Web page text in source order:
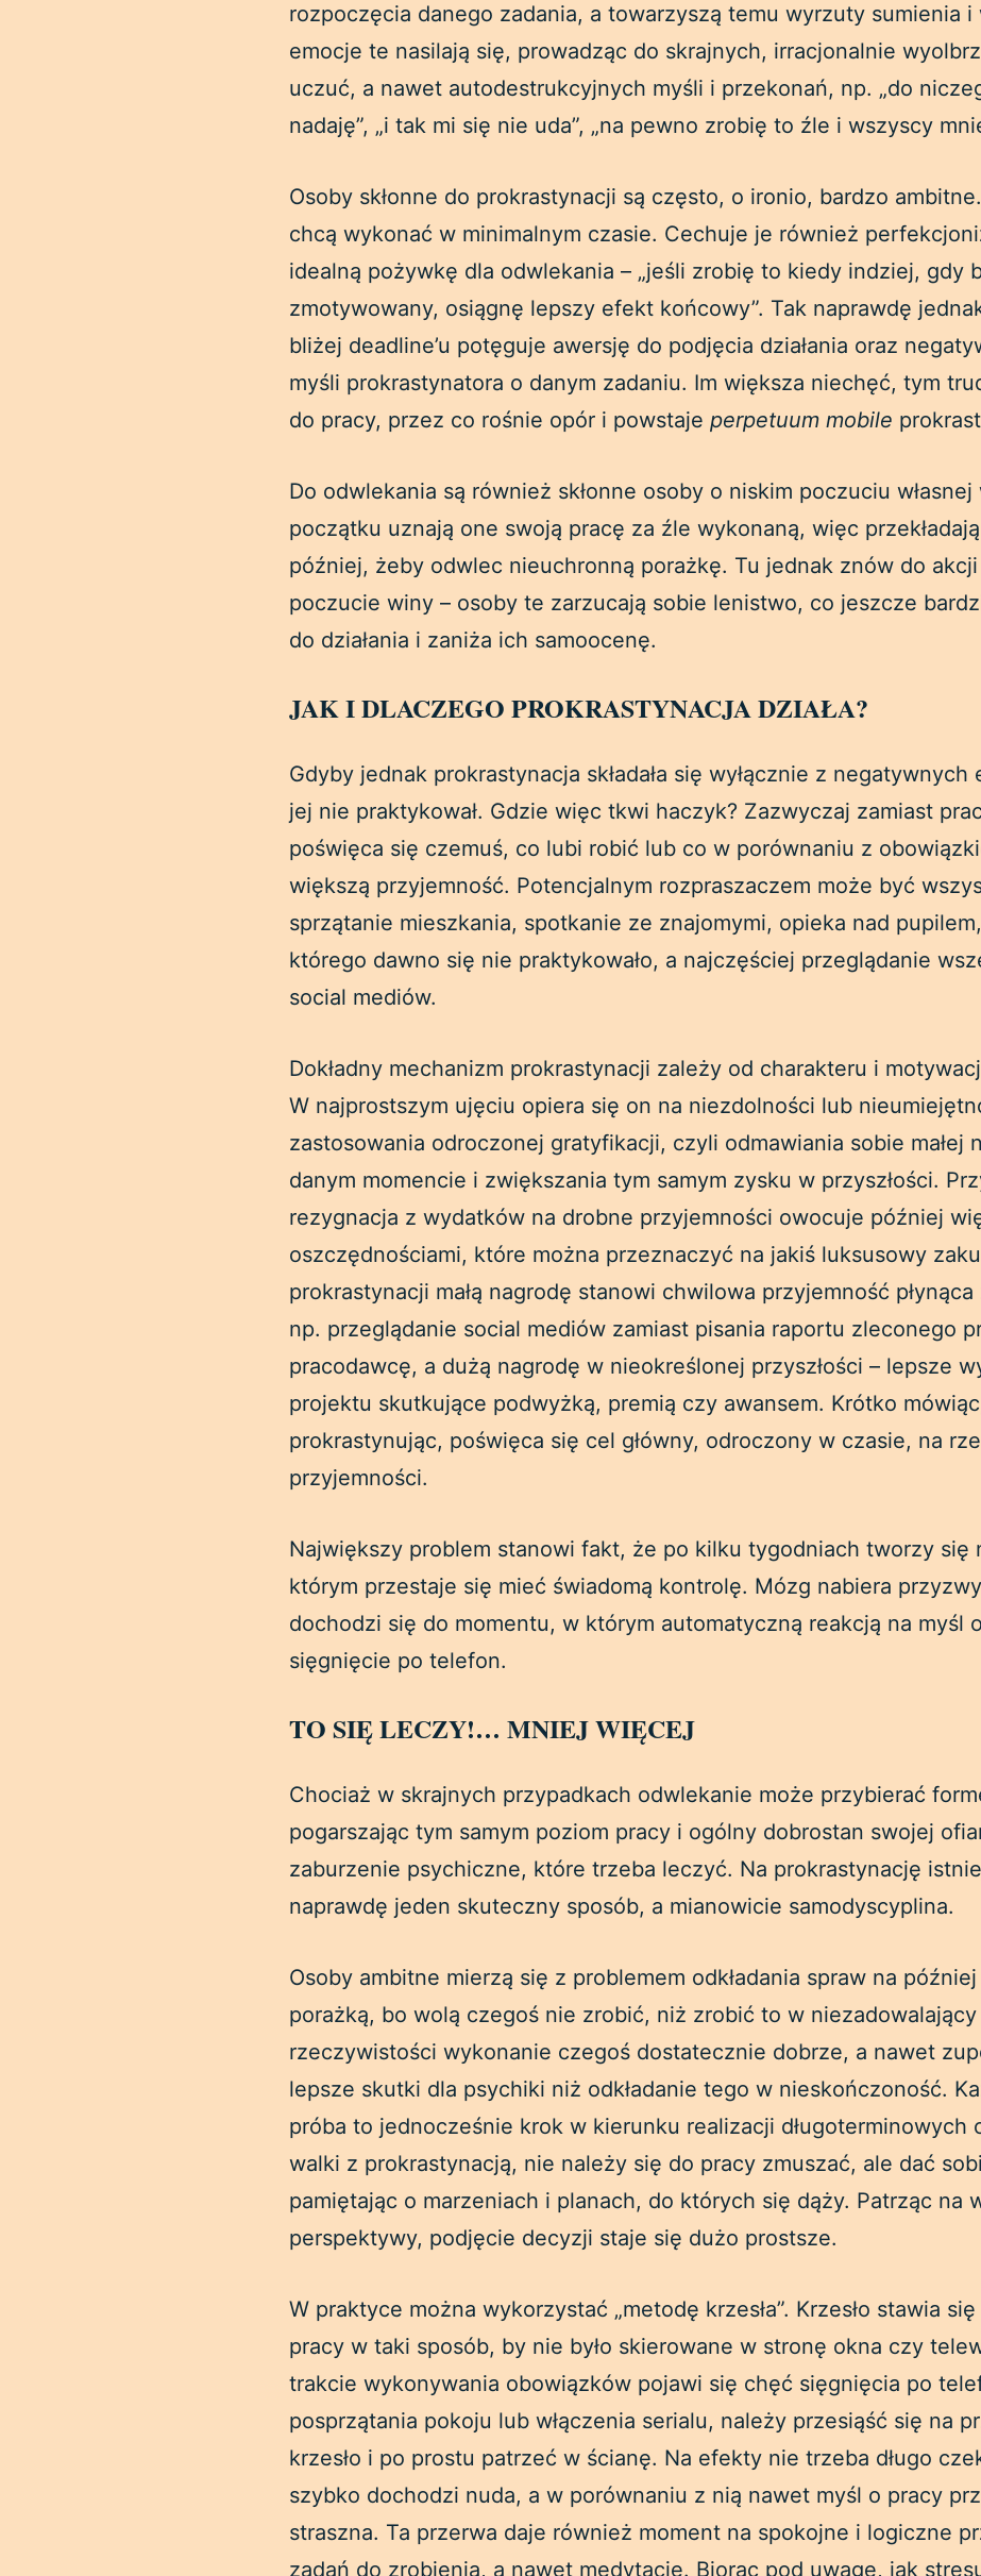
rozpoczęcia danego zadania, a towarzyszą temu wyrzuty sumienia i
emocje te nasilają się, prowadząc do skrajnych, irracjonalnie
uczuć, a nawet autodestrukcyjnych myśli i przekonań, np. „do
nadaję”, „i tak mi się nie uda”, „na pewno zrobię to źle i wszyscy
Osoby skłonne do prokrastynacji są często, o ironio, bardzo
chcą wykonać w minimalnym czasie. Cechuje je również
idealną pożywkę dla odwlekania – „jeśli zrobię to kiedy indziej, gdy
zmotywowany, osiągnę lepszy efekt końcowy”. Tak naprawdę
bliżej deadline’u potęguje awersję do podjęcia działania oraz
myśli prokrastynatora o danym zadaniu. Im większa niechęć, tym
do pracy, przez co rośnie opór i powstaje perpetuum mobile
Do odwlekania są również skłonne osoby o niskim poczuciu
początku uznają one swoją pracę za źle wykonaną, więc
później, żeby odwlec nieuchronną porażkę. Tu jednak znów do
poczucie winy – osoby te zarzucają sobie lenistwo, co jeszcze
do działania i zaniża ich samoocenę.
JAK I DLACZEGO PROKRASTYNACJA DZIAŁA?
Gdyby jednak prokrastynacja składała się wyłącznie z
jej nie praktykował. Gdzie więc tkwi haczyk? Zazwyczaj zamiast
poświęca się czemuś, co lubi robić lub co w porównaniu z
większą przyjemność. Potencjalnym rozpraszaczem może być
sprzątanie mieszkania, spotkanie ze znajomymi, opieka nad
którego dawno się nie praktykowało, a najczęściej przeglądanie
social mediów.
Dokładny mechanizm prokrastynacji zależy od charakteru i
W najprostszym ujęciu opiera się on na niezdolności lub
zastosowania odroczonej gratyfikacji, czyli odmawiania sobie małej
danym momencie i zwiększania tym samym zysku w przyszłości.
rezygnacja z wydatków na drobne przyjemności owocuje później
oszczędnościami, które można przeznaczyć na jakiś luksusowy
prokrastynacji małą nagrodę stanowi chwilowa przyjemność
np. przeglądanie social mediów zamiast pisania raportu zleconego
pracodawcę, a dużą nagrodę w nieokreślonej przyszłości – lepsze
projektu skutkujące podwyżką, premią czy awansem. Krótko
prokrastynując, poświęca się cel główny, odroczony w czasie, na
przyjemności.
Największy problem stanowi fakt, że po kilku tygodniach tworzy się
którym przestaje się mieć świadomą kontrolę. Mózg nabiera
dochodzi się do momentu, w którym automatyczną reakcją na myśl
sięgnięcie po telefon.
TO SIĘ LECZY!… MNIEJ WIĘCEJ
Chociaż w skrajnych przypadkach odwlekanie może przybierać
pogarszając tym samym poziom pracy i ogólny dobrostan swojej
zaburzenie psychiczne, które trzeba leczyć. Na prokrastynację
naprawdę jeden skuteczny sposób, a mianowicie samodyscyplina.
Osoby ambitne mierzą się z problemem odkładania spraw na
porażką, bo wolą czegoś nie zrobić, niż zrobić to w
rzeczywistości wykonanie czegoś dostatecznie dobrze, a nawet
lepsze skutki dla psychiki niż odkładanie tego w nieskończoność.
próba to jednocześnie krok w kierunku realizacji długoterminowych
walki z prokrastynacją, nie należy się do pracy zmuszać, ale dać
pamiętając o marzeniach i planach, do których się dąży. Patrząc na
perspektywy, podjęcie decyzji staje się dużo prostsze.
W praktyce można wykorzystać „metodę krzesła”. Krzesło stawia
pracy w taki sposób, by nie było skierowane w stronę okna czy
trakcie wykonywania obowiązków pojawi się chęć sięgnięcia po
posprzątania pokoju lub włączenia serialu, należy przesiąść się na
krzesło i po prostu patrzeć w ścianę. Na efekty nie trzeba długo
szybko dochodzi nuda, a w porównaniu z nią nawet myśl o pracy
straszna. Ta przerwa daje również moment na spokojne i logiczne
zadań do zrobienia, a nawet medytację. Biorąc pod uwagę, jak